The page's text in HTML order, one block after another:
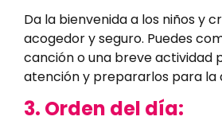
Da la bienvenida a los niños y
acogedor y seguro. Puedes
canción o una breve actividad
atención y prepararlos para la
3. Orden del día: